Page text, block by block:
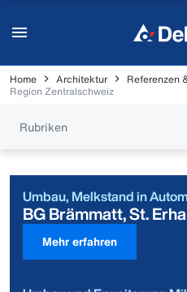
Home Architektur
Referenzen
Region Zentralschweiz
Rubriken
Umbau, Melkstand in
BG Brämmatt, St.
Mehr erfahren